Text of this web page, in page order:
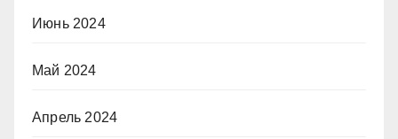
Июнь 2024
Май 2024
Апрель 2024